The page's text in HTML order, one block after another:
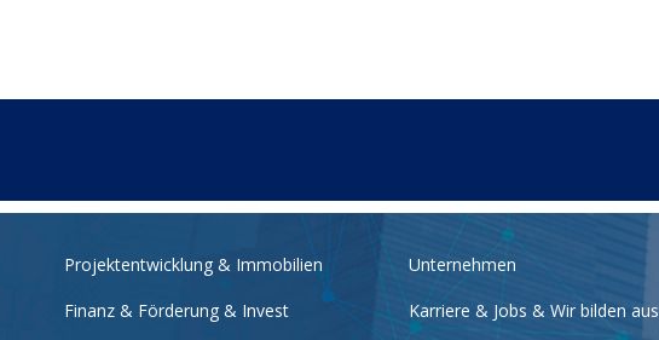
Projektentwicklung & Immobilien
Finanz & Förderung & Invest
Unternehmen
Karriere & Jobs & Wir bilden aus